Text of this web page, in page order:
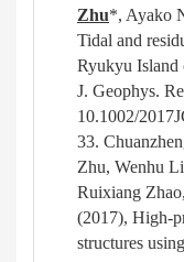
Zhu*, Ayako
Tidal and
Ryukyu Island
J. Geophys.
10.1002/
33.
Zhu, Wenhu
Ruixiang
(2017), High-
structures